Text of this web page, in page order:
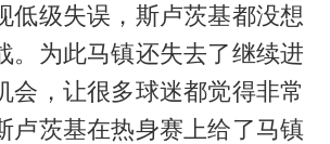
低级失误，斯卢茨基都没想
。为此马镇还失去了继续进
会，让很多球迷都觉得非常
卢茨基在热身赛上给了马镇